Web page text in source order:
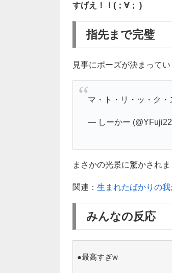
すげえ！！(；∀； )
指先まで完璧
見事にポーズが決まってい
マ・ト・リ・ッ・ク・
— しーかー
まさかの光景に驚かされま
関連： 生まれたばかりの
みんなの反応
●最高すぎw